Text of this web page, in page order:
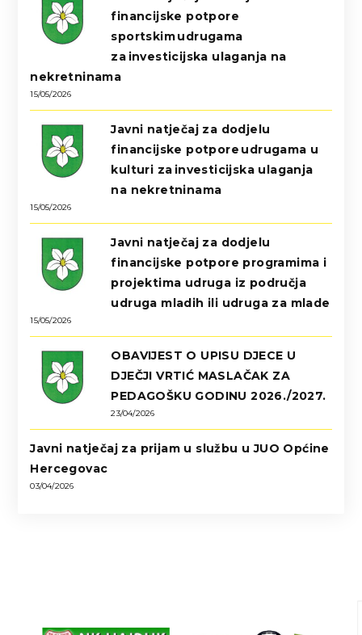
financijske potpore
sportskim udrugama
za investicijska ulaganja na
nekretninama
15/05/2026
Javni natječaj za dodjelu
financijske potpore udrugama u
kulturi za investicijska ulaganja
na nekretninama
15/05/2026
Javni natječaj za dodjelu
financijske potpore programima i
projektima udruga iz područja
udruga mladih ili udruga za mlade
15/05/2026
OBAVIJEST O UPISU DJECE U
DJEČJI VRTIĆ MASLAČAK ZA
PEDAGOŠKU GODINU 2026./2027.
23/04/2026
Javni natječaj za prijam u službu u JUO Općine
Hercegovac
03/04/2026